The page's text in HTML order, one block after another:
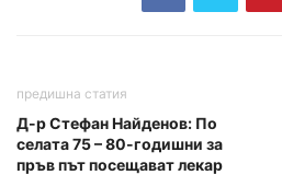
предишна статия
Д-р Стефан Найденов: По
селата 75 – 80-годишни за
пръв път посещават лекар